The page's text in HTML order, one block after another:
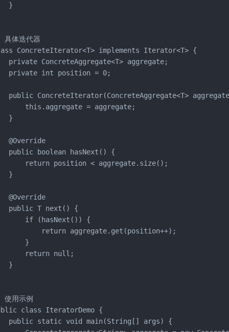
}
体迭代器
ConcreteIterator<T> implements Iterator<T> {
private ConcreteAggregate<T> aggregate;
private int position = 0;
public ConcreteIterator(ConcreteAggregate<T>
this.aggregate = aggregate;
}
@Override
public boolean hasNext() {
return position < aggregate.size();
}
@Override
public T next() {
if (hasNext()) {
return aggregate.get(position++);
}
return null;
}
用示例
class IteratorDemo {
public static void main(String[] args) {